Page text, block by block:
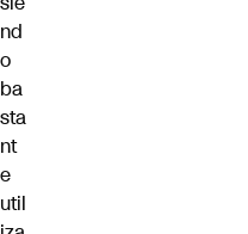
nd
o
ba
sta
nt
e
util